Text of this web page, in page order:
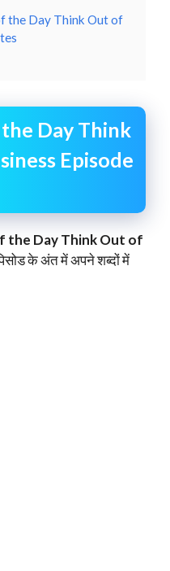
the Day Think Out of
Day Think
Episode
the Day Think Out of
के अंत में अपने शब्दों में